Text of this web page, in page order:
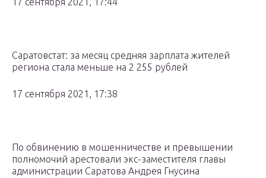
Саратовстат: за месяц средняя зарплата жителей
региона стала меньше на 2 255 рублей
17 сентября 2021, 17:38
По обвинению в мошенничестве и превышении
полномочий арестовали экс-заместителя главы
администрации Саратова Андрея Гнусина